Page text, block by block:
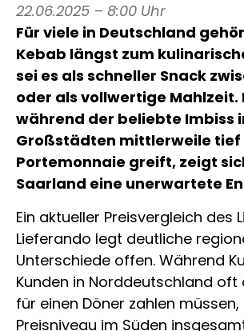
22.06.2025 – 8:00 Uhr
Für viele in Deutschland
Kebab längst zum
sei es als schneller Snack
oder als vollwertige Mahlzeit.
während der beliebte Imbiss
Großstädten mittlerweile tief
Portemonnaie greift, zeigt
Saarland eine unerwartete
Ein aktueller Preisvergleich des
Lieferando legt deutliche
Unterschiede offen. Während
Kunden in Norddeutschland oft
für einen Döner zahlen
Preisniveau im Süden